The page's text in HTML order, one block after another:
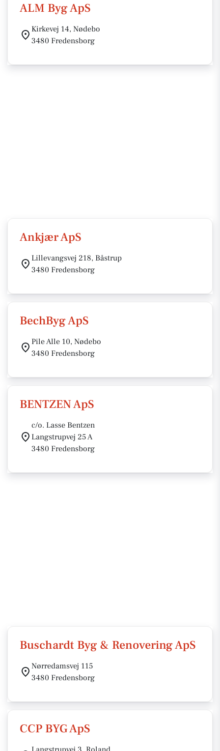
ALM Byg ApS
Kirkevej 14, Nødebo
3480 Fredensborg
Ankjær ApS
Lillevangsvej 218, Båstrup
3480 Fredensborg
BechByg ApS
Pile Alle 10, Nødebo
3480 Fredensborg
BENTZEN ApS
c/o. Lasse Bentzen
Langstrupvej 25 A
3480 Fredensborg
Buschardt Byg & Renovering ApS
Nørredamsvej 115
3480 Fredensborg
CCP BYG ApS